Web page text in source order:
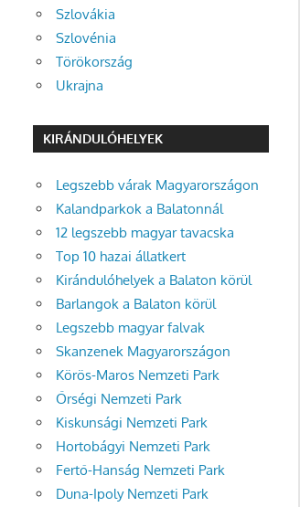
Szlovákia
Szlovénia
Törökország
Ukrajna
KIRÁNDULÓHELYEK
Legszebb várak Magyarországon
Kalandparkok a Balatonnál
12 legszebb magyar tavacska
Top 10 hazai állatkert
Kirándulóhelyek a Balaton körül
Barlangok a Balaton körül
Legszebb magyar falvak
Skanzenek Magyarországon
Körös-Maros Nemzeti Park
Őrségi Nemzeti Park
Kiskunsági Nemzeti Park
Hortobágyi Nemzeti Park
Fertő-Hanság Nemzeti Park
Duna-Ipoly Nemzeti Park